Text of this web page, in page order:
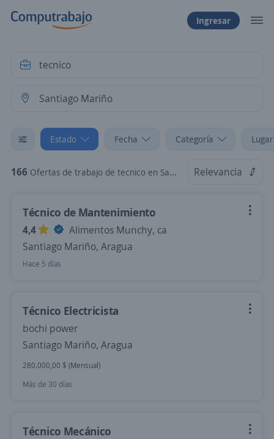
Ingresar
Estado Fecha Categoría
166 Ofertas de trabajo de tecnico en Santiago Mariño, Aragua Relevancia
Técnico de Mantenimiento
4,4
Alimentos Munchy, ca
Santiago Mariño, Aragua
Hace 5 días
Técnico Electricista
bochi power
Santiago Mariño, Aragua
280.000,00 $ (Mensual)
Más de 30 días
Técnico Mecánico